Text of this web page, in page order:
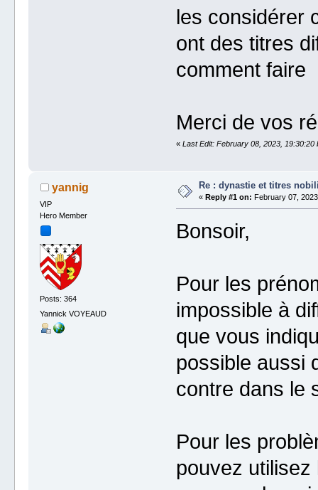
les considérer
ont des titres
comment faire
Merci de vos
« Last Edit: February 08, 2023, 19:30:20
yannig
VIP
Hero Member
Posts: 364
Yannick VOYEAUD
Re : dynastie et titres
« Reply #1 on: February 07,
Bonsoir,
Pour les
impossible à
que vous
possible aussi
contre dans le
Pour les
pouvez utilisez